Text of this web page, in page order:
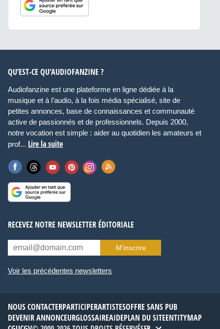
QU’EST-CE QU’AUDIOFANZINE ?
Audiofanzine est une plateforme en ligne dédiée à la
musique et à l’audio, à la fois média spécialisé, site de
petites annonces, base de connaissances et communauté
active de passionnés et de professionnels. Depuis 2000,
notre vocation est simple : aider au quotidien les amateurs et
prof... Lire la suite
RECEVEZ NOTRE NEWSLETTER ÉDITORIALE
M’inscrire
Voir les précédentes newsletters
NOUS CONTACTERPARTICIPERARTISTESOFFRE SANS PUB
DEVENIR ANNONCEURGLOSSAIREAIDEPLAN DU SITEENTITYMAP